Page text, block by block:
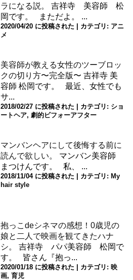
ラになる説。
吉祥寺 美容師 松
岡です。 まただよ。 ...
2020/04/20 に投稿された カテゴリ: アニ
メ
美容師が教える女性のツーブロッ
クの切り方〜完全版〜 吉祥寺 美
容師 松岡です。 最近、女性でも
サ...
2018/02/27 に投稿された カテゴリ: ショ
ートヘア, 劇的ビフォーアフター
マンバンヘアにして後悔する前に
読んで欲しい。
マンバン美容師
まつけんです。 私、 ...
2018/11/04 に投稿された カテゴリ: My
hair style
抱っこdeシネマの感想！0歳児の
娘と二人で映画を観てきたハナ
シ。
吉祥寺 パパ美容師 松岡で
す。 皆さん『抱っ...
2020/01/18 に投稿された カテゴリ: 映
画, 育児